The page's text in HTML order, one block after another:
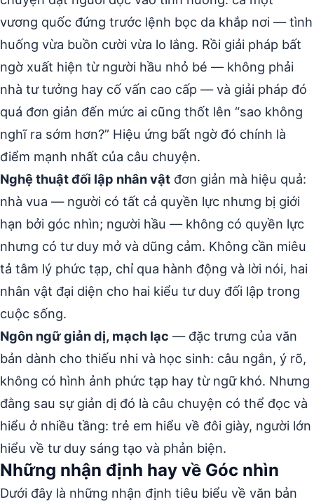
vương quốc đứng trước lệnh bọc da khắp nơi — tình
huống vừa buồn cười vừa lo lắng. Rồi giải pháp bất
ngờ xuất hiện từ người hầu nhỏ bé — không phải
nhà tư tưởng hay cố vấn cao cấp — và giải pháp đó
quá đơn giản đến mức ai cũng thốt lên “sao không
nghĩ ra sớm hơn?” Hiệu ứng bất ngờ đó chính là
điểm mạnh nhất của câu chuyện.
Nghệ thuật đối lập nhân vật đơn giản mà hiệu quả:
nhà vua — người có tất cả quyền lực nhưng bị giới
hạn bởi góc nhìn; người hầu — không có quyền lực
nhưng có tư duy mở và dũng cảm. Không cần miêu
tả tâm lý phức tạp, chỉ qua hành động và lời nói, hai
nhân vật đại diện cho hai kiểu tư duy đối lập trong
cuộc sống.
Ngôn ngữ giản dị, mạch lạc — đặc trưng của văn
bản dành cho thiếu nhi và học sinh: câu ngắn, ý rõ,
không có hình ảnh phức tạp hay từ ngữ khó. Nhưng
đằng sau sự giản dị đó là câu chuyện có thể đọc và
hiểu ở nhiều tầng: trẻ em hiểu về đôi giày, người lớn
hiểu về tư duy sáng tạo và phản biện.
Những nhận định hay về Góc nhìn
Dưới đây là những nhận định tiêu biểu về văn bản